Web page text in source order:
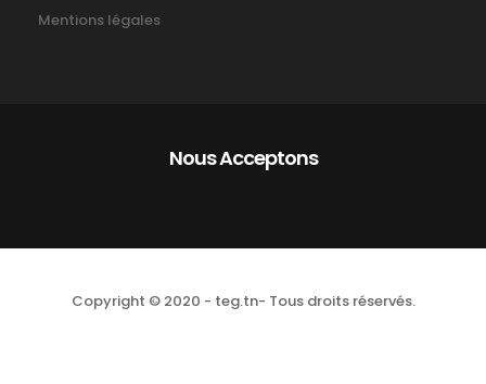
Mentions légales
Nous Acceptons
Copyright © 2020 - teg.tn- Tous droits réservés.